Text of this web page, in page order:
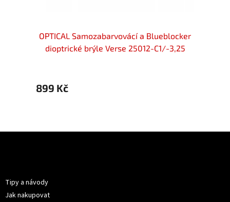
OPTICAL Samozabarvovácí a Blueblocker
dioptrické brýle Verse 25012-C1/-3,25
899 Kč
Tipy a návody
Jak nakupovat